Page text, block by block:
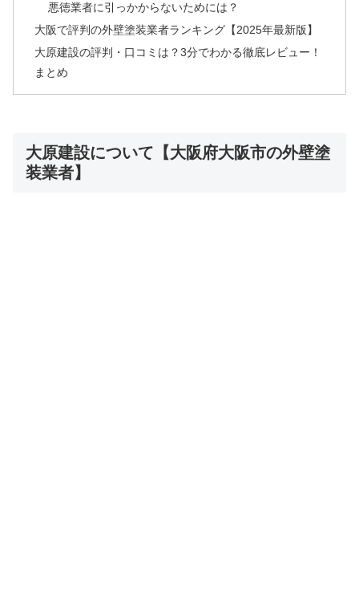
悪徳業者に引っかからないためには？
大阪で評判の外壁塗装業者ランキング【2025年最新版】
大原建設の評判・口コミは？3分でわかる徹底レビュー！
まとめ
大原建設について【大阪府大阪市の外壁塗
装業者】